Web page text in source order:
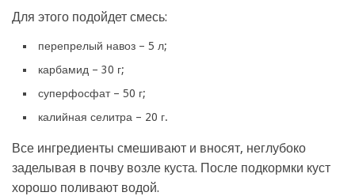
Для этого подойдет смесь:
перепрелый навоз – 5 л;
карбамид – 30 г;
суперфосфат – 50 г;
калийная селитра – 20 г.
Все ингредиенты смешивают и вносят, неглубоко
заделывая в почву возле куста. После подкормки куст
хорошо поливают водой.